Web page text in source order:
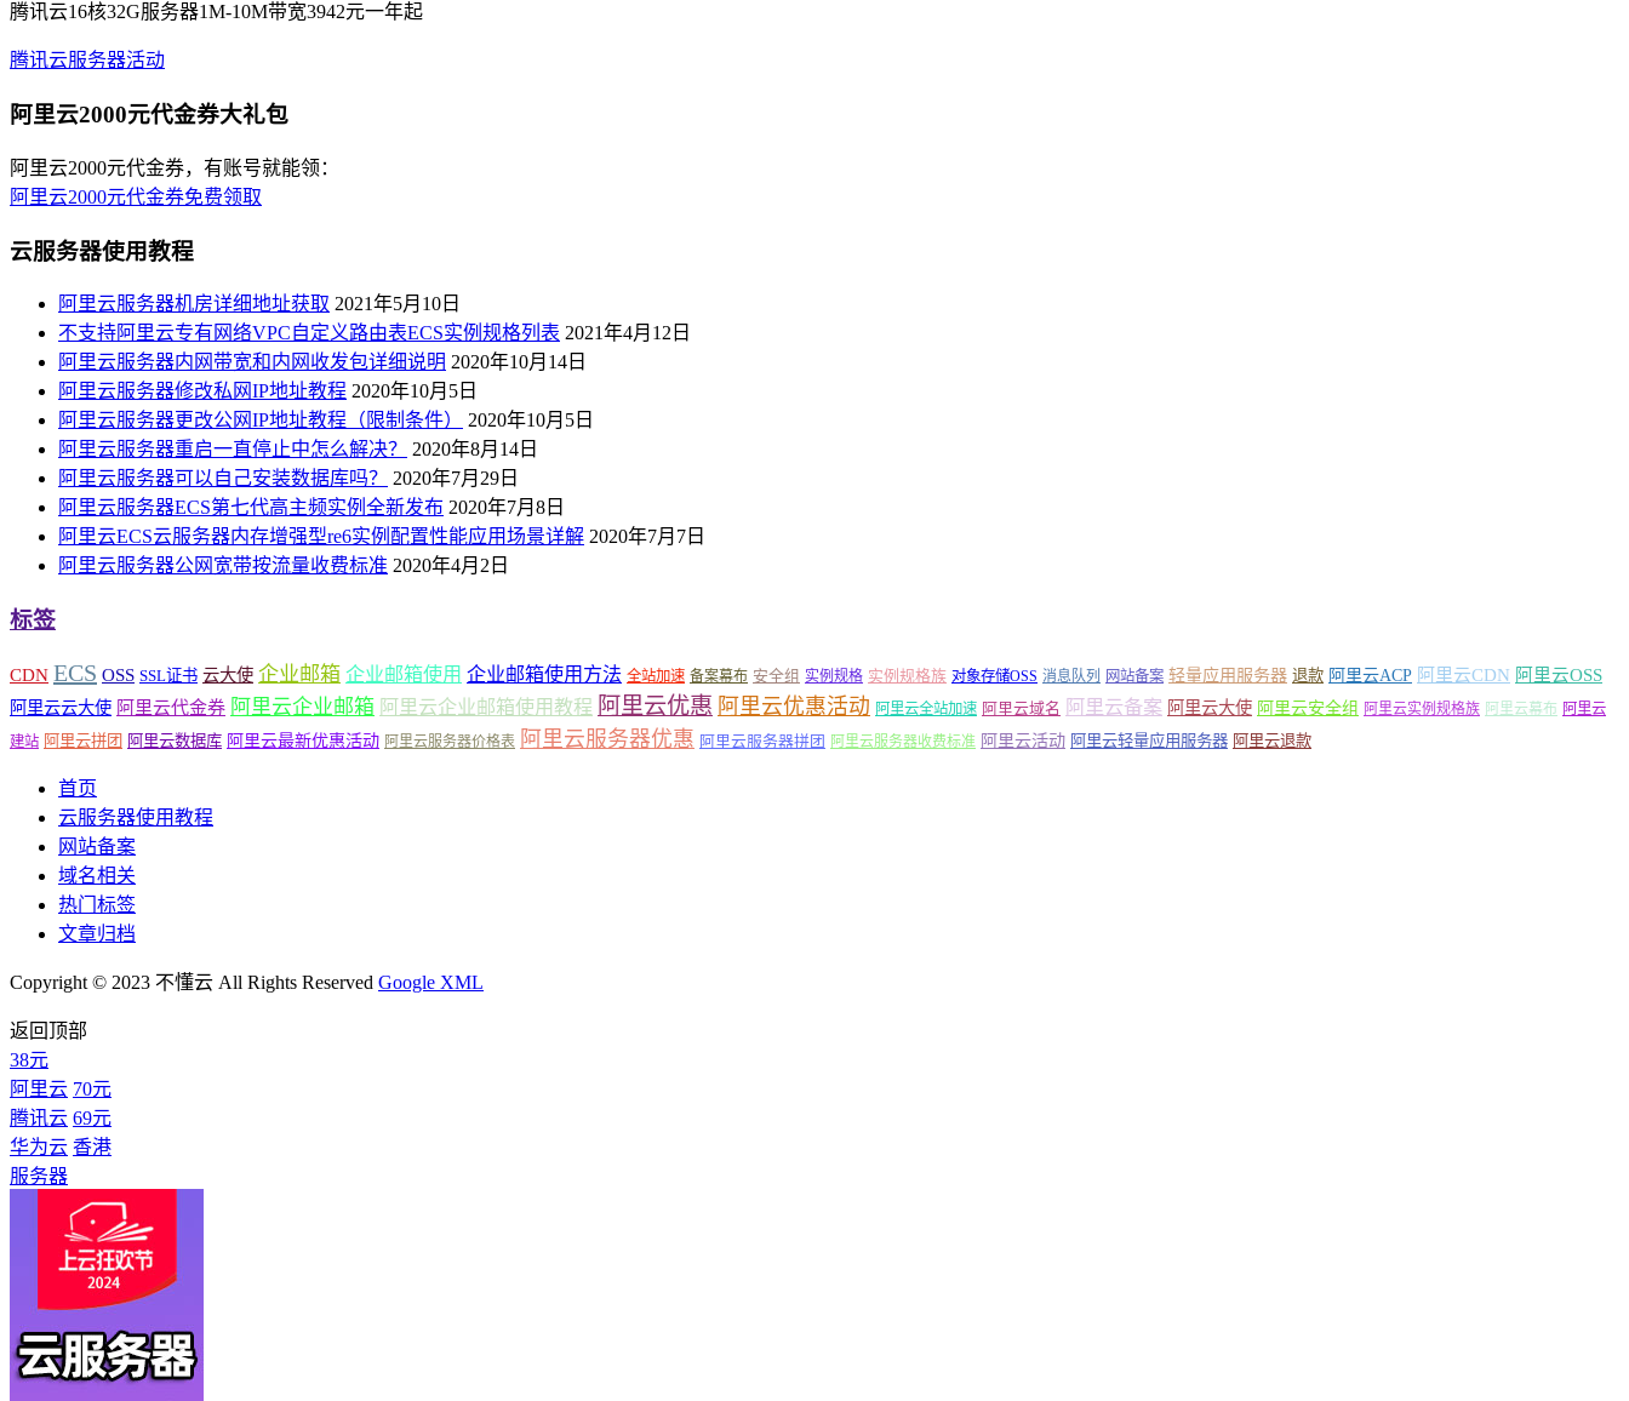
腾讯云16核32G服务器1M-10M带宽3942元一年起
腾讯云服务器活动
阿里云2000元代金券大礼包
阿里云2000元代金券，有账号就能领：
阿里云2000元代金券免费领取
云服务器使用教程
阿里云服务器机房详细地址获取 2021年5月10日
不支持阿里云专有网络VPC自定义路由表ECS实例规格列表 2021年4月12日
阿里云服务器内网带宽和内网收发包详细说明 2020年10月14日
阿里云服务器修改私网IP地址教程 2020年10月5日
阿里云服务器更改公网IP地址教程（限制条件）
2020年10月5日
阿里云服务器重启一直停止中怎么解决？
2020年8月14日
阿里云服务器可以自己安装数据库吗？
2020年7月29日
阿里云服务器ECS第七代高主频实例全新发布 2020年7月8日
阿里云ECS云服务器内存增强型re6实例配置性能应用场景详解 2020年7月7日
阿里云服务器公网宽带按流量收费标准 2020年4月2日
标签
CDN ECS OSS SSL证书 云大使 企业邮箱 企业邮箱使用 企业邮箱使用方法 全站加速 备案幕布 安全组 实例规格 实例规格族 对象存储OSS 消息队列 网站备案 轻量应用服务器 退款 阿里云ACP 阿里云CDN 阿里云OSS
阿里云云大使 阿里云代金券 阿里云企业邮箱 阿里云企业邮箱使用教程 阿里云优惠 阿里云优惠活动 阿里云全站加速 阿里云域名 阿里云备案 阿里云大使 阿里云安全组 阿里云实例规格族 阿里云幕布 阿里云
建站 阿里云拼团 阿里云数据库 阿里云最新优惠活动 阿里云服务器价格表 阿里云服务器优惠 阿里云服务器拼团 阿里云服务器收费标准 阿里云活动 阿里云轻量应用服务器 阿里云退款
首页
云服务器使用教程
网站备案
域名相关
热门标签
文章归档
Copyright © 2023 不懂云 All Rights Reserved Google XML
返回顶部
38元
阿里云 70元
腾讯云 69元
华为云 香港
服务器